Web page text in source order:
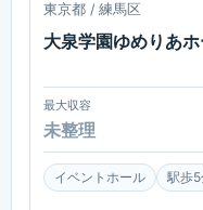
東京都 / 練馬区
大泉学園ゆめりあ
最大収容
未整理
イベントホール 駅歩5